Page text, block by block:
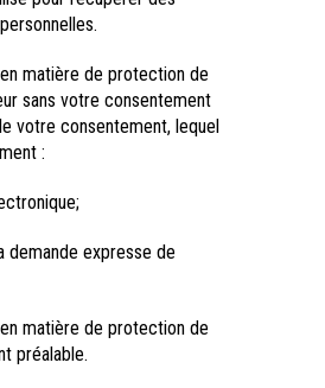
matière de protection de
sans votre consentement
votre consentement, lequel
:
demande expresse de
matière de protection de
préalable.